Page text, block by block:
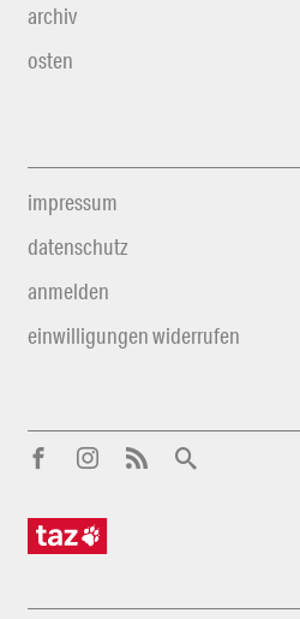
archiv
osten
impressum
datenschutz
anmelden
einwilligungen widerrufen